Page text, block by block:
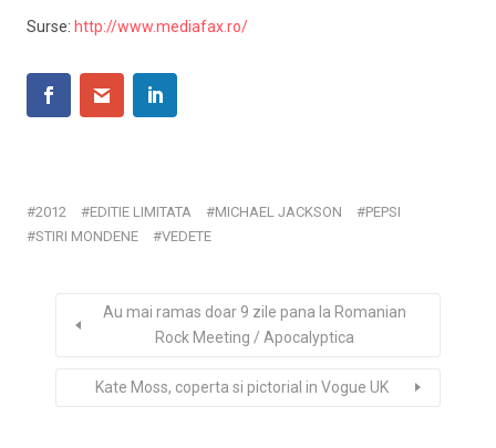
Surse: http://www.mediafax.ro/
2012 EDITIE LIMITATA MICHAEL JACKSON
PEPSI
STIRI MONDENE
VEDETE
Au mai ramas doar 9 zile pana la Romanian
Rock Meeting / Apocalyptica
Kate Moss, coperta si pictorial in Vogue UK